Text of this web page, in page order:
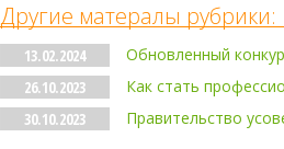
Другие матералы рубрики:
13.02.2024
Обновленный
26.10.2023
Как стать
30.10.2023
Правительство